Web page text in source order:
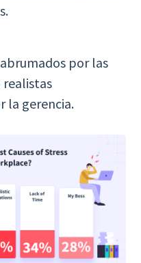
por las
realistas
la gerencia.